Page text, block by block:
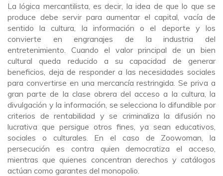
La lógica mercantilista, es decir, la idea de que lo que se
produce debe servir para aumentar el capital, vacía de
sentido la cultura, la información o el deporte y los
convierte en engranajes de la industria del
entretenimiento. Cuando el valor principal de un bien
cultural queda reducido a su capacidad de generar
beneficios, deja de responder a las necesidades sociales
para convertirse en una mercancía restringida. Se priva a
gran parte de la clase obrera del acceso a la cultura, la
divulgación y la información, se selecciona lo difundible por
criterios de rentabilidad y se criminaliza la difusión no
lucrativa que persigue otros fines, ya sean educativos,
sociales o culturales. En el caso de Zoowoman, la
persecución es contra quien democratiza el acceso,
mientras que quienes concentran derechos y catálogos
actúan como garantes del monopolio.